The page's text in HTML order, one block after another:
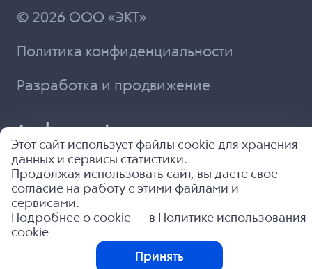
© 2026 ООО «ЭКТ»
Политика конфиденциальности
Разработка и продвижение
Этот сайт использует файлы cookie для хранения
данных и сервисы статистики.
Продолжая использовать сайт, вы даете свое
согласие на работу с этими файлами и
сервисами.
Подробнее о cookie — в
Политике использования
cookie
Принять